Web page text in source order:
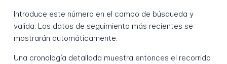
Introduce este número en el campo de búsqueda y
valida. Los datos de seguimiento más recientes se
mostrarán automáticamente.
Una cronología detallada muestra entonces el recorrido